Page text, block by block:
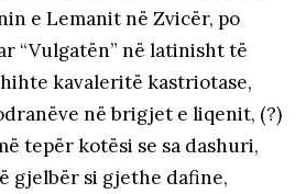
e Lemanit në Zvicër, po
“Vulgatën” në latinisht të
kavaleritë kastriotase,
në brigjet e liqenit, (?)
tepër kotësi se sa dashuri,
gjelbër si gjethe dafine,